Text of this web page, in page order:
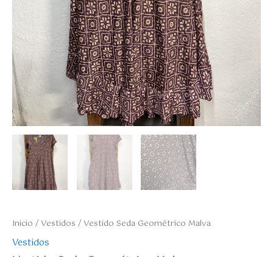
Inicio /Vestidos / Vestido Seda Geométrico Malva
Vestidos